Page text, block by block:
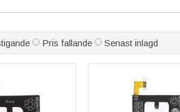
Pris fallande Senast inlagd